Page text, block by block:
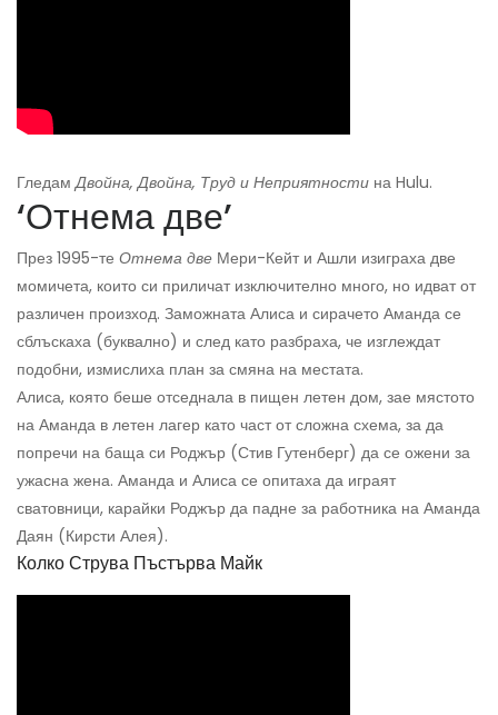
ГледамДвойна, Двойна, Труд и Неприятности на Hulu.
‘Отнема две’
През 1995-те Отнема две Мери-Кейт и Ашли изиграха две
момичета, които си приличат изключително много, но идват от
различен произход. Заможната Алиса и сирачето Аманда се
сблъскаха (буквално) и след като разбраха, че изглеждат
подобни, измислиха план за смяна на местата.
Алиса, която беше отседнала в пищен летен дом, зае мястото
на Аманда в летен лагер като част от сложна схема, за да
попречи на баща си Роджър (Стив Гутенберг) да се ожени за
ужасна жена. Аманда и Алиса се опитаха да играят
сватовници, карайки Роджър да падне за работника на Аманда
Даян (Кирсти Алея).
Колко Струва Пъстърва Майк